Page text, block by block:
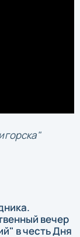
вечер
в честь Дня